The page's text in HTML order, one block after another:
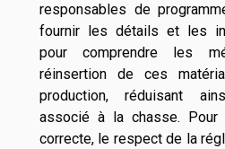
responsables de
fournir les détails et les
pour comprendre les
réinsertion de ces
production, réduisant
associé à la chasse. Pour
correcte, le respect de la